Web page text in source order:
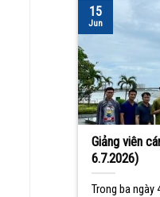
Giảng viên
6.7.2026)
Trong ba ngày
15
Jun